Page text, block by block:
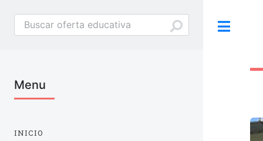
Menu
INICIO